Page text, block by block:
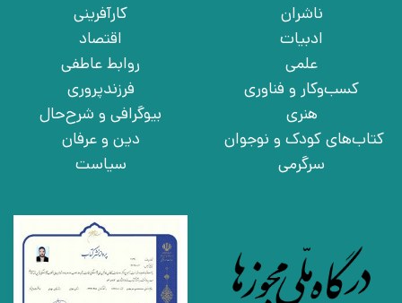
ناشران
ادبیات
علمی
کسب‌وکار و فناوری
هنری
کتاب‌های کودک و نوجوان
سرگرمی
کارآفرینی
اقتصاد
روابط عاطفی
فرزندپروری
بیوگرافی و شرح‌حال
دین و عرفان
سیاست